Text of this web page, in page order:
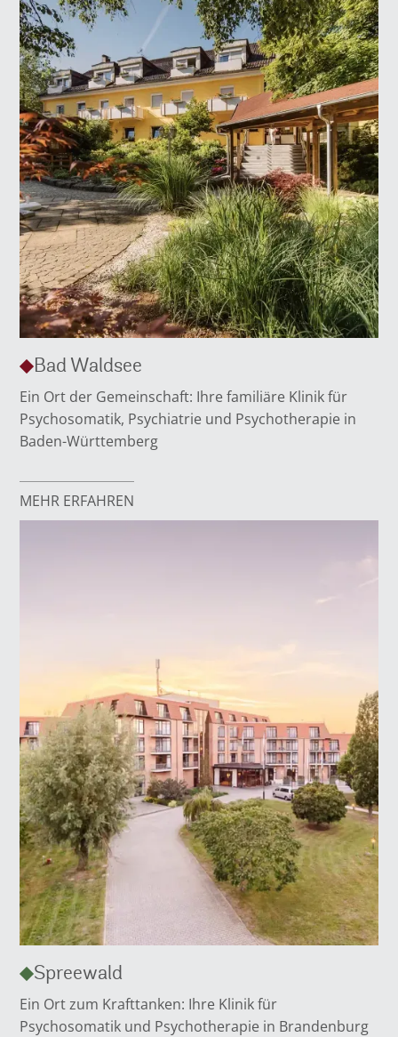
Bad Waldsee
Ein Ort der Gemeinschaft: Ihre familiäre Klinik für
Psychosomatik, Psychiatrie und Psychotherapie in
Baden-Württemberg
MEHR ERFAHREN
Spreewald
Ein Ort zum Krafttanken: Ihre Klinik für
Psychosomatik und Psychotherapie in Brandenburg